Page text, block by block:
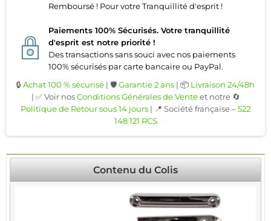
Remboursé ! Pour votre Tranquillité d'esprit !
Paiements 100% Sécurisés. Votre tranquillité
d'esprit est notre priorité !
Des transactions sans souci avec nos paiements
100% sécurisés par carte bancaire ou PayPal.
🔒 Achat 100 % sécurisé | 🛡️Garantie 2 ans | 📦 Livraison 24/48h
| ✅ Voir nosConditions Générales de Venteet notre 🔄
Politique de Retour sous 14 jours | 📍 Société française –522
148 121 RCS
Contenu du Colis